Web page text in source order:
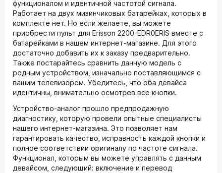
функционалом и идентичной частотой сигнала.
Работает на двух мизинчиковых батарейках, которых в
комплекте нет. Но если желаете, вы можете
приобрести пульт для Erisson 2200-EDR0ERIS вместе с
батарейками в нашем интернет-магазине. Для этого
достаточно добавить их к заказу предварительно.
Также постарайтесь сравнить данную модель с
родным устройством, изначально поставляющимся с
вашим телевизором. Убедитесь, что оба девайса
идентичны, внимательно осмотрев все кнопки.
Устройство-аналог прошло предпродажную
диагностику, которую провели опытные специалисты
нашего интернет-магазина. Это позволяет нам
гарантировать качество, исправность каждой кнопки и
полное соответствии оригиналу по частоте сигнала.
Функционал, которым вы можете управлять с данным
девайсом, следующий: включение и перевод